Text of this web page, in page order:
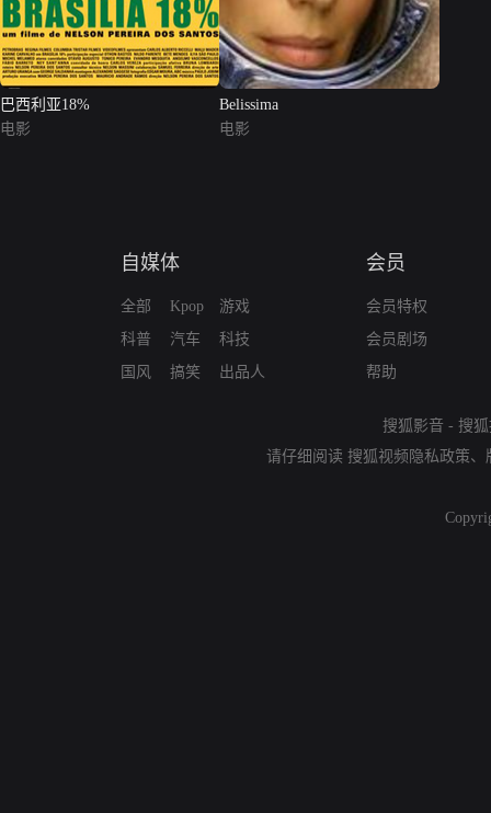
巴西利亚18%
电影
Belissima
电影
自媒体
全部
科普
国风
Kpop
汽车
搞笑
游戏
科技
出品人
会员
会员特权
会员剧场
帮助
搜狐影音 - 搜
请仔细阅读 搜狐视频隐私政策、